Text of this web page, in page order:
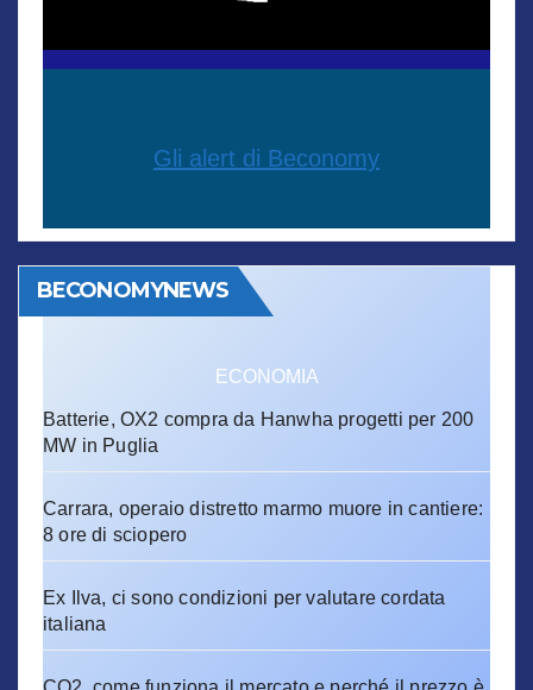
Gli alert di Beconomy
BECONOMYNEWS
ECONOMIA
Batterie, OX2 compra da Hanwha progetti per 200
MW in Puglia
Carrara, operaio distretto marmo muore in cantiere:
8 ore di sciopero
Ex Ilva, ci sono condizioni per valutare cordata
italiana